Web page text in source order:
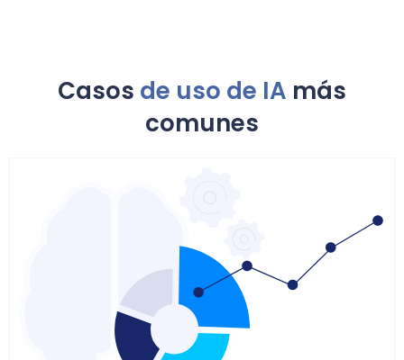
Casos de uso de IA más
comunes